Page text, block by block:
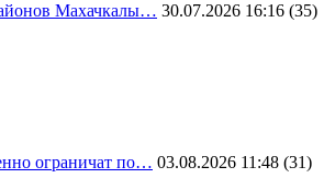
Махачкалы… 30.07.2026 16:16 (35)
ограничат по… 03.08.2026 11:48 (31)